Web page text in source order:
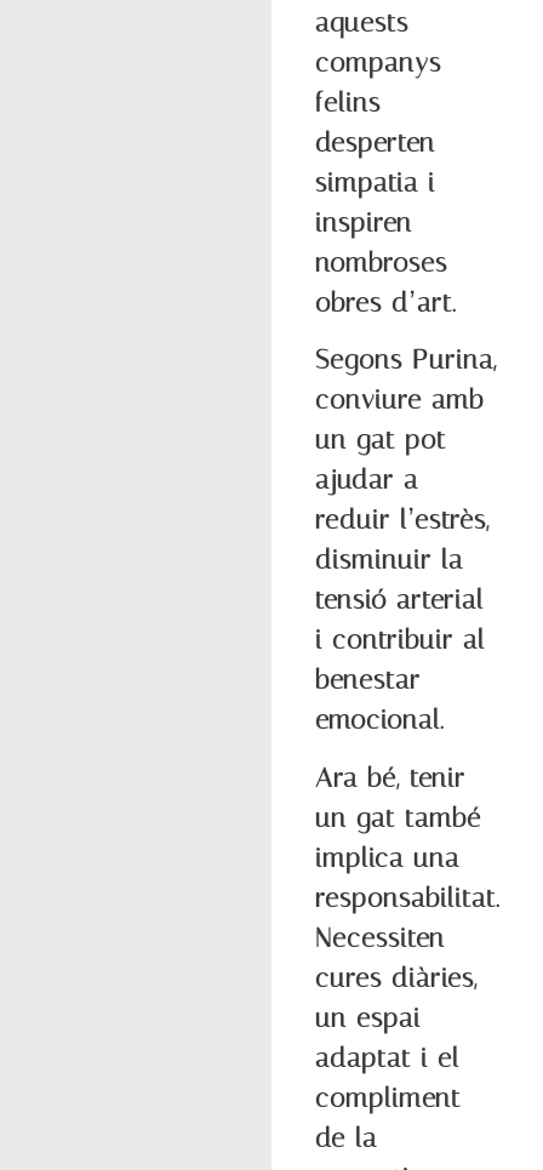
aquests
companys
felins
desperten
simpatia i
inspiren
nombroses
obres d’art.
Segons Purina,
conviure amb
un gat pot
ajudar a
reduir l’estrès,
disminuir la
tensió arterial
i contribuir al
benestar
emocional.
Ara bé, tenir
un gat també
implica una
responsabilitat.
Necessiten
cures diàries,
un espai
adaptat i el
compliment
de la